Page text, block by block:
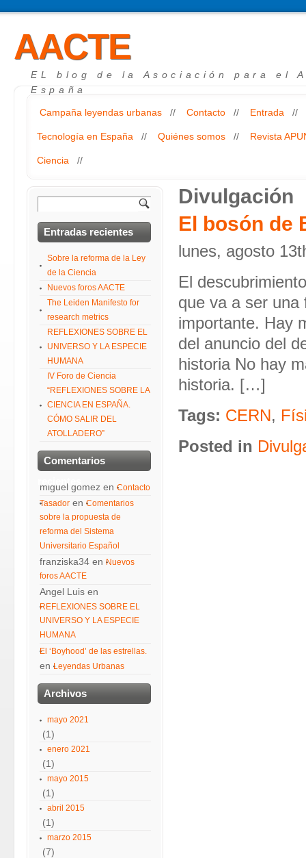
AACTE
EL blog de la Asociación para el
España
Campaña leyendas urbanas // Contacto // Entrada //
Tecnología en España // Quiénes somos // Revista
Ciencia //
Divulgación
El bosón de
lunes, agosto
El
que va a ser una
importante. Hay
del anuncio del
historia No hay
historia. […]
Tags: CERN,
Posted in
Entradas recientes
Sobre la reforma de la Ley
de la Ciencia
Nuevos foros AACTE
The Leiden Manifesto for
research metrics
REFLEXIONES SOBRE EL
UNIVERSO Y LA ESPECIE
HUMANA
IV Foro de Ciencia
“REFLEXIONES SOBRE LA
CIENCIA EN ESPAÑA.
CÓMO SALIR DEL
ATOLLADERO”
Comentarios
recientes
miguel gomez en Contacto
Tasador en Comentarios
sobre la propuesta de
reforma del Sistema
Universitario Español
franziska34 en Nuevos
foros AACTE
Angel Luis en
REFLEXIONES SOBRE EL
UNIVERSO Y LA ESPECIE
HUMANA
El ‘Boyhood’ de las estrellas.
en Leyendas Urbanas
Archivos
mayo 2021
(1)
enero 2021
(1)
mayo 2015
(1)
abril 2015
(1)
marzo 2015
(7)